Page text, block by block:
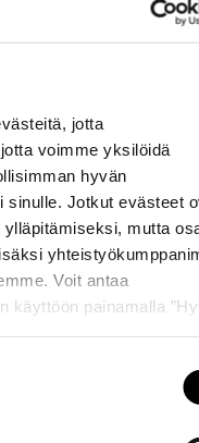
jotta
voimme yksilöidä
hyvän
sinulle. Jotkut evästeet
mutta
Voit antaa
käyttöön painamalla